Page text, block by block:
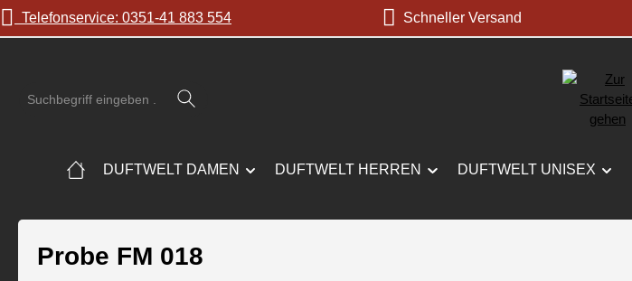
Hauptinhalt springen
Zur Suche springen
Zur Hauptnavigation springen
Telefonservice: 0351-41 883 554 Schneller Versand
DUFTWELT DAMEN DUFTWELT HERREN DUFTWELT UNISEX
Probe FM 018